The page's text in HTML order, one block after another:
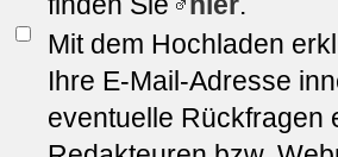
Mit dem Hochladen
Ihre E-Mail-Adresse
eventuelle Rückfragen